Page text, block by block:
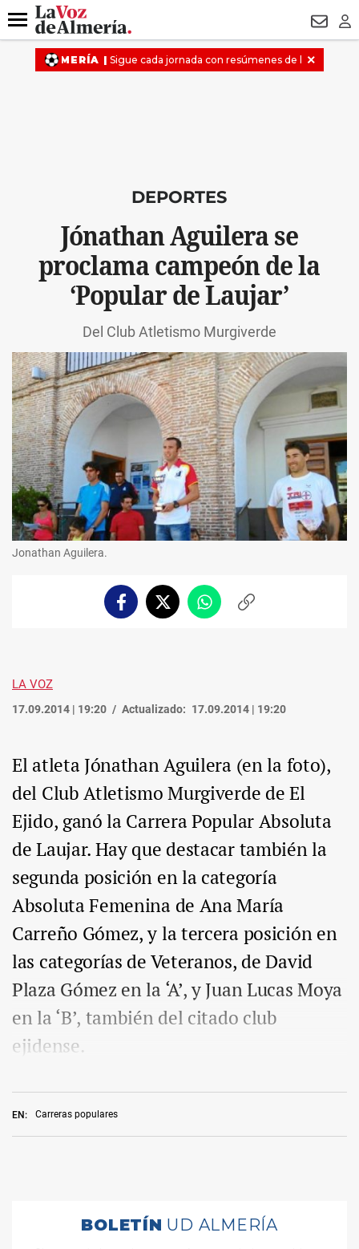
DESTACADO
Menú
DEPORTES
Jónathan Aguilera se
proclama campeón de la
‘Popular de Laujar’
Del Club Atletismo Murgiverde
Jonathan Aguilera.
FacebookTwitterWhatsappCopiar
LA VOZ
17.09.2014 | 19:20 Actualizado: 17.09.2014 | 19:20
EN: Carreras populares
El atleta Jónathan Aguilera (en la foto),
del Club Atletismo Murgiverde de El
Ejido, ganó la Carrera Popular Absoluta
de Laujar. Hay que destacar también la
segunda posición en la categoría
Absoluta Femenina de Ana María
Carreño Gómez, y la tercera posición en
las categorías de Veteranos, de David
Plaza Gómez en la ‘A’, y Juan Lucas Moya
en la ‘B’, también del citado club
ejidense.